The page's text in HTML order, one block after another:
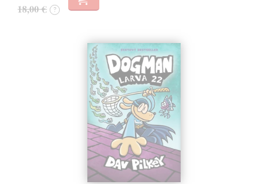
18,00 € ?